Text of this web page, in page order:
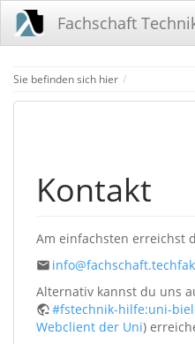
Fachschaft
Sie befinden sich hier
Kontakt
Am einfachsten erreichst
Alternativ kannst du uns
#fstechnik-hilfe:uni-
Webclient der Uni)